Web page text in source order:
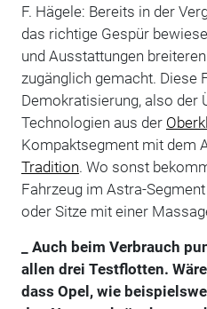
F. Hägele: Bereits in der
das richtige Gespür
und Ausstattungen
zugänglich gemacht. Diese
Demokratisierung, also der
Technologien aus der
Kompaktsegment mit dem
Tradition. Wo sonst
Fahrzeug im Astra-
oder Sitze mit einer
_ Auch beim Verbrauch
allen drei Testflotten.
dass Opel, wie